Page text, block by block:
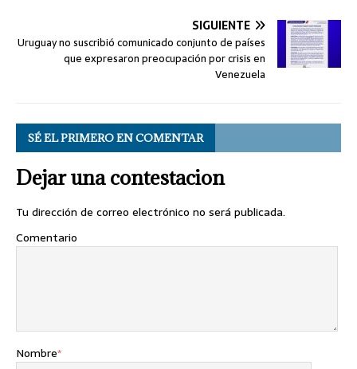
SIGUIENTE
Uruguay no suscribió comunicado conjunto de países
que expresaron preocupación por crisis en
Venezuela
SÉ EL PRIMERO EN COMENTAR
Dejar una contestacion
Tu dirección de correo electrónico no será publicada.
Comentario
Nombre*